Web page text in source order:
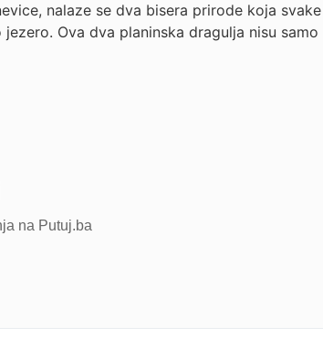
nalaze se dva bisera prirode koja svake
Ova dva planinska dragulja nisu samo
na Putuj.ba